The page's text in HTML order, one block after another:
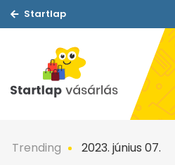
Startlap
Trending 2023. június 07.